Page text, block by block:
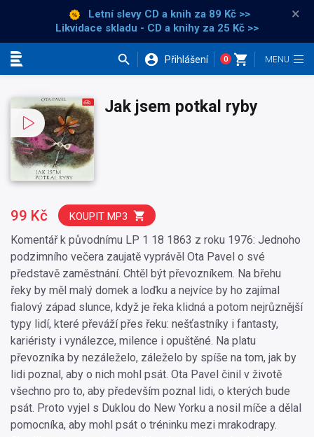
Letní slevy CD a knih za 89 Kč >>
Likvidace skladu - CD a knihy za 25 Kč >>
×
Přihlášení 0
Jak jsem potkal ryby
Komentář k původnímu LP 1 18 1863 z roku 1976: Jednoho
podzimního večera zaujatě vyprávěl Ota Pavel o své
představě zaměstnání. Chtěl být převozníkem. Na břehu
řeky by měl malý domek a loďku a nejvíce by ho zajímal
fialový západ slunce, když je řeka klidná a potom nejrůznější
typy lidí, které převáží přes řeku: nešťastníky i fantasty,
kariéristy i vynálezce, milence i opuštěné. Na platu
převozníka by nezáleželo, záleželo by spíše na tom, jak by
lidi poznal, aby o nich mohl psát. Ota Pavel činil v životě
všechno pro to, aby především poznal lidi, o kterých bude
psát. Proto vyjel s Duklou do New Yorku a nosil míče a dělal
pomocníka, aby mohl psát o tréninku mezi mrakodrapy.
99 Kč KOUPIT MP3